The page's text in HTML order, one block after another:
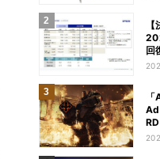
回
減
具